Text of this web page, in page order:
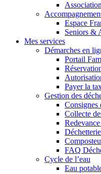
Espace
Seniors &
Mes services
Démarches en
Portail
Payer la
Gestion des
Consignes
Collecte
FAQ
Cycle de l’eau
Eau